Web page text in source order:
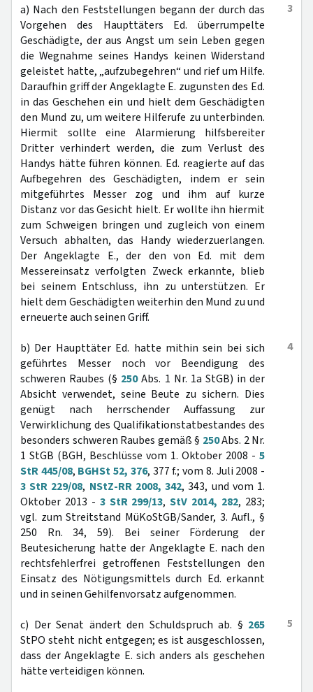
3
a) Nach den Feststellungen begann der durch das
Vorgehen des Haupttäters Ed. überrumpelte
Geschädigte, der aus Angst um sein Leben gegen
die Wegnahme seines Handys keinen Widerstand
geleistet hatte, „aufzubegehren“ und rief um Hilfe.
Daraufhin griff der Angeklagte E. zugunsten des Ed.
in das Geschehen ein und hielt dem Geschädigten
den Mund zu, um weitere Hilferufe zu unterbinden.
Hiermit sollte eine Alarmierung hilfsbereiter
Dritter verhindert werden, die zum Verlust des
Handys hätte führen können. Ed. reagierte auf das
Aufbegehren des Geschädigten, indem er sein
mitgeführtes Messer zog und ihm auf kurze
Distanz vor das Gesicht hielt. Er wollte ihn hiermit
zum Schweigen bringen und zugleich von einem
Versuch abhalten, das Handy wiederzuerlangen.
Der Angeklagte E., der den von Ed. mit dem
Messereinsatz verfolgten Zweck erkannte, blieb
bei seinem Entschluss, ihn zu unterstützen. Er
hielt dem Geschädigten weiterhin den Mund zu und
erneuerte auch seinen Griff.
4
b) Der Haupttäter Ed. hatte mithin sein bei sich
geführtes Messer noch vor Beendigung des
schweren Raubes (§ 250Abs. 1 Nr. 1a StGB) in der
Absicht verwendet, seine Beute zu sichern. Dies
genügt nach herrschender Auffassung zur
Verwirklichung des Qualifikationstatbestandes des
besonders schweren Raubes gemäß § 250Abs. 2 Nr.
1 StGB (BGH, Beschlüsse vom 1. Oktober 2008 - 5
StR 445/08, BGHSt 52, 376, 377 f.; vom 8. Juli 2008 -
3 StR 229/08, NStZ-RR 2008, 342, 343, und vom 1.
Oktober 2013 - 3 StR 299/13,StV 2014, 282, 283;
vgl. zum Streitstand MüKoStGB/Sander, 3. Aufl., §
250 Rn. 34, 59). Bei seiner Förderung der
Beutesicherung hatte der Angeklagte E. nach den
rechtsfehlerfrei getroffenen Feststellungen den
Einsatz des Nötigungsmittels durch Ed. erkannt
und in seinen Gehilfenvorsatz aufgenommen.
5
c) Der Senat ändert den Schuldspruch ab. § 265
StPO steht nicht entgegen; es ist ausgeschlossen,
dass der Angeklagte E. sich anders als geschehen
hätte verteidigen können.